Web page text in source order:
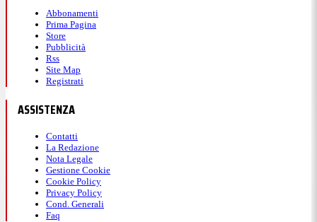
Abbonamenti
Prima Pagina
Store
Pubblicità
Rss
Site Map
Registrati
ASSISTENZA
Contatti
La Redazione
Nota Legale
Gestione Cookie
Cookie Policy
Privacy Policy
Cond. Generali
Faq